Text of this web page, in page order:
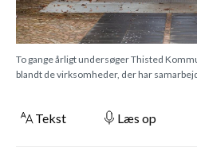
To gange årligt undersøger Thisted
blandt de virksomheder, der har
Tekst Læs op